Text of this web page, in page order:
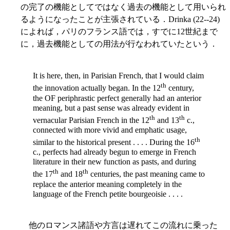
の完了の機能としてではなく過去の機能として用いられ
るようになったことが主張されている．Drinka (22--24)
によれば，パリのフランス語では，すでに12世紀まで
に，過去機能としての用法が行なわれていたという．
It is here, then, in Parisian French, that I would claim
the innovation actually began. In the 12th century,
the OF periphrastic perfect generally had an anterior
meaning, but a past sense was already evident in
vernacular Parisian French in the 12th and 13th c.,
connected with more vivid and emphatic usage,
similar to the historical present . . . . During the 16th
c., perfects had already begun to emerge in French
literature in their new function as pasts, and during
the 17th and 18th centuries, the past meaning came to
replace the anterior meaning completely in the
language of the French petite bourgeoisie . . . .
他のロマンス諸語や方言は遅れてこの流れに乗った